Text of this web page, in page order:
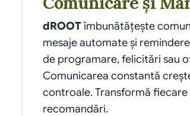
dROOT îmbunătățește
mesaje automate și
de programare, felicitări sau
Comunicarea constantă
controale. Transformă
recomandări.